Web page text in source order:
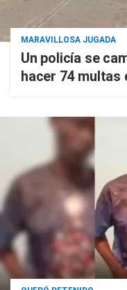
MARAVILLOSA JUGADA
Un policía se
hacer 74